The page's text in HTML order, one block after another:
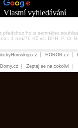
Vlastní vyhledávání
předchozího písemného
1 min/70 Kč vč. DPH, P. O.
HOROR.cz
Zeptej se na cokoliv!